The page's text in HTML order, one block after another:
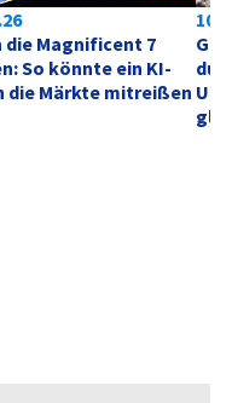
die Magnificent 7
So könnte ein KI-
die Märkte mitreißen